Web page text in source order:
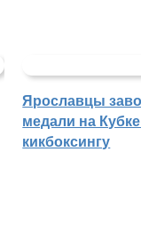
Ярославцы
медали на
кикбоксингу